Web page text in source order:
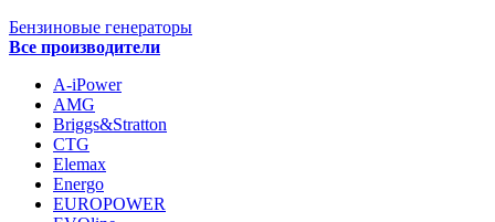
Бензиновые генераторы
Все производители
A-iPower
AMG
Briggs&Stratton
CTG
Elemax
Energo
EUROPOWER